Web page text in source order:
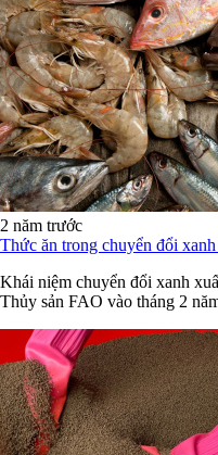
2 năm trước
Thức ăn trong chuyển đổi
Khái niệm chuyển đổi xanh
Thủy sản FAO vào tháng 2